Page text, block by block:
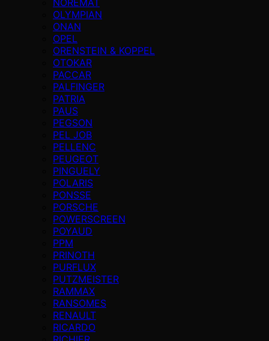
OLYMPIAN
ONAN
OPEL
ORENSTEIN & KOPPEL
OTOKAR
PACCAR
PALFINGER
PATRIA
PAUS
PEGSON
PEL JOB
PELLENC
PEUGEOT
PINGUELY
POLARIS
PONSSE
PORSCHE
POWERSCREEN
POYAUD
PPM
PRINOTH
PURFLUX
PUTZMEISTER
RAMMAX
RANSOMES
RENAULT
RICARDO